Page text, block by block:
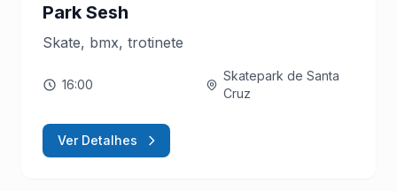
Park Sesh
Skate, bmx, trotinete
16:00
Skatepark de Santa
Cruz
Ver Detalhes